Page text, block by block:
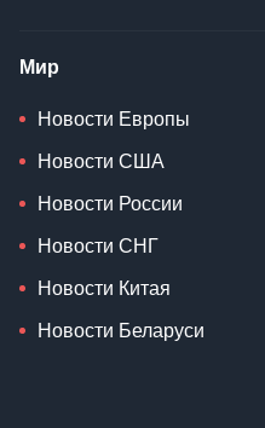
Мир
Новости Европы
Новости США
Новости России
Новости СНГ
Новости Китая
Новости Беларуси